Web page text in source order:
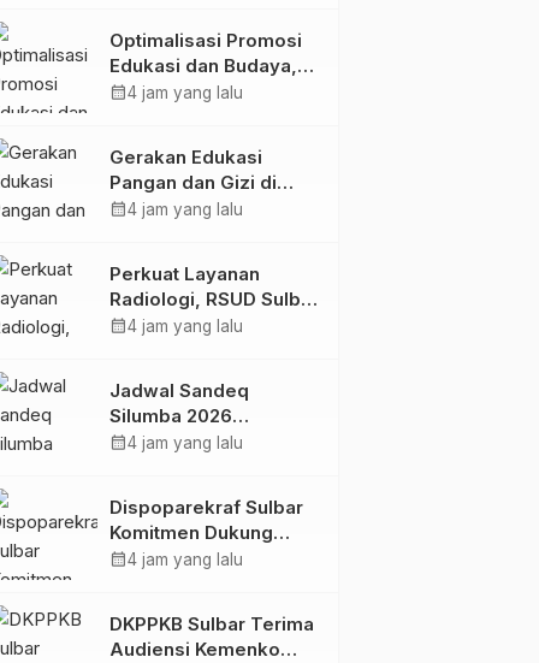
Optimalisasi Promosi
Edukasi dan Budaya,
Anjungan Provinsi
Bersama Sky World
TMII
calendar_month4 jam yang lalu
Gerakan Edukasi
Pangan dan Gizi di
Mamasa: Tingkatkan
dalam Pemenuhan Gizi
calendar_month4 jam yang lalu
Perkuat Layanan
Radiologi, RSUD Sulbar
Sambut Kembali dr. Iis
calendar_month4 jam yang lalu
Jadwal Sandeq
Silumba 2026
Disesuaikan,
Tetap Dimatangkan
calendar_month4 jam yang lalu
Dispoparekraf Sulbar
Komitmen Dukung
Penyusunan RAD
calendar_month4 jam yang lalu
DKPPKB Sulbar Terima
Audiensi Kemenko